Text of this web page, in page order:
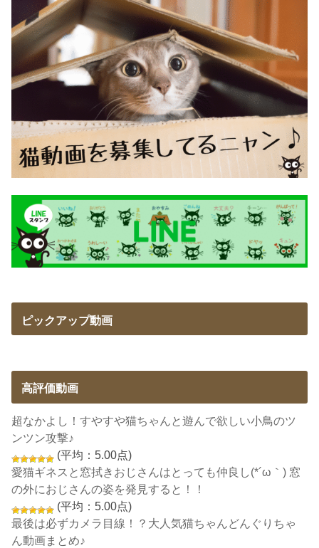
ピックアップ動画
高評価動画
超なかよし！すやすや猫ちゃんと遊んで欲しい小鳥のツ
ンツン攻撃♪
(平均：5.00点)
愛猫ギネスと窓拭きおじさんはとっても仲良し(*´ω｀) 窓
の外におじさんの姿を発見すると！！
(平均：5.00点)
最後は必ずカメラ目線！？大人気猫ちゃんどんぐりちゃ
ん動画まとめ♪